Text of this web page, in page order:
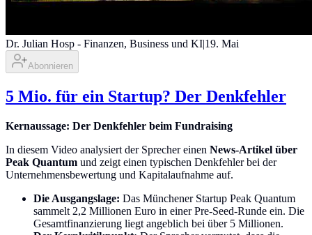
Dr. Julian Hosp - Finanzen, Business und KI|19. Mai
Abonnieren
5 Mio. für ein Startup? Der Denkfehler
Kernaussage: Der Denkfehler beim Fundraising
In diesem Video analysiert der Sprecher einen News-Artikel über
Peak Quantum und zeigt einen typischen Denkfehler bei der
Unternehmensbewertung und Kapitalaufnahme auf.
Die Ausgangslage: Das Münchener Startup Peak Quantum
sammelt 2,2 Millionen Euro in einer Pre-Seed-Runde ein. Die
Gesamtfinanzierung liegt angeblich bei über 5 Millionen.